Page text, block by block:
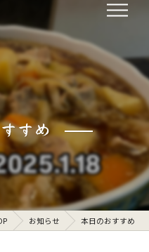
すめ
お知らせ 本日のおすすめ